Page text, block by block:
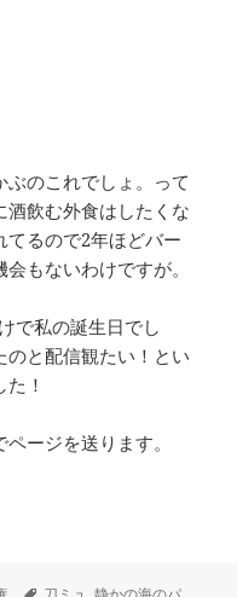
のこれでしょ。って
酒飲む外食はしたくな
てるので2年ほどバー
もないわけですが。
で私の誕生日でし
のと配信観たい！とい
！
ージを送ります。
タ